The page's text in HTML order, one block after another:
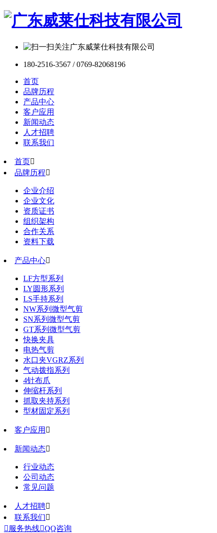
180-2516-3567 / 0769-82068196
首页
品牌历程
产品中心
客户应用
新闻动态
人才招聘
联系我们
首页
品牌历程
企业介绍
企业文化
资质证书
组织架构
合作关系
资料下载
产品中心
LF方型系列
LY圆形系列
LS手持系列
NW系列微型气剪
SN系列微型气剪
GT系列微型气剪
快换夹具
电热气剪
水口夹VGRZ系列
气动拨指系列
4针布爪
伸缩杆系列
抓取夹持系列
型材固定系列
客户应用 
新闻动态
行业动态
公司动态
常见问题
人才招聘
联系我们
 服务热线QQ咨询